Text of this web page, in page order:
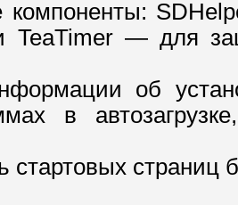
компоненты:
TeaTimer — для
об
в
стартовых страниц